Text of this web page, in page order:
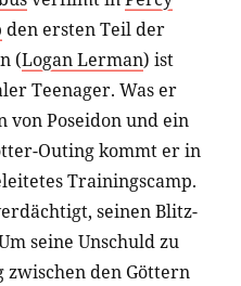
den ersten Teil der
(Logan Lerman) ist
Teenager. Was er
von Poseidon und ein
Outing kommt er in
Trainingscamp.
seinen Blitz-
seine Unschuld zu
zwischen den Göttern